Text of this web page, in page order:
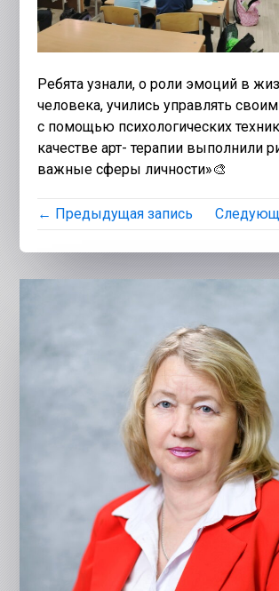
Ребята узнали, о роли эмоций в
человека, учились управлять
с помощью психологических
качестве арт- терапии выполнили
важные сферы личности»🎨
← Предыдущая запись